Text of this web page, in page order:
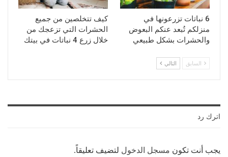
6 نباتات تزرعونها في
منزلكم تُبعد عنكم البعوض
والحشرات بشكل طبيعي
كيف تتخلصين من جميع
الحشرات التي تزعجك من
خلال زرع 4 نباتات في بيتك
السابق التالي
اترك رد
يجب أنت تكون مسجل الدخول لتضيف تعليقاً.